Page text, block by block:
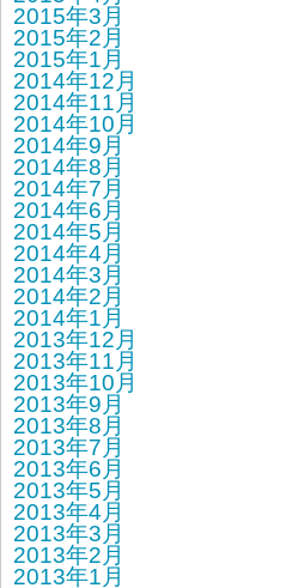
2015年3月
2015年2月
2015年1月
2014年12月
2014年11月
2014年10月
2014年9月
2014年8月
2014年7月
2014年6月
2014年5月
2014年4月
2014年3月
2014年2月
2014年1月
2013年12月
2013年11月
2013年10月
2013年9月
2013年8月
2013年7月
2013年6月
2013年5月
2013年4月
2013年3月
2013年2月
2013年1月